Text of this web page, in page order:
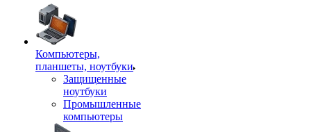
Компьютеры,
планшеты, ноутбуки
Защищенные
ноутбуки
Промышленные
компьютеры